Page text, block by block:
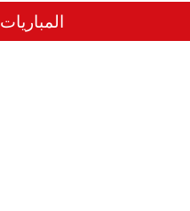
المباريات